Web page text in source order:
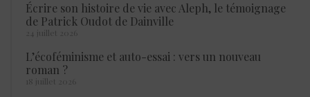
Écrire son histoire de vie avec Aleph, le témoignage
de Patrick Oudot de Dainville
24 juillet 2026
L’écoféminisme et auto-essai : vers un nouveau
roman ?
18 juillet 2026